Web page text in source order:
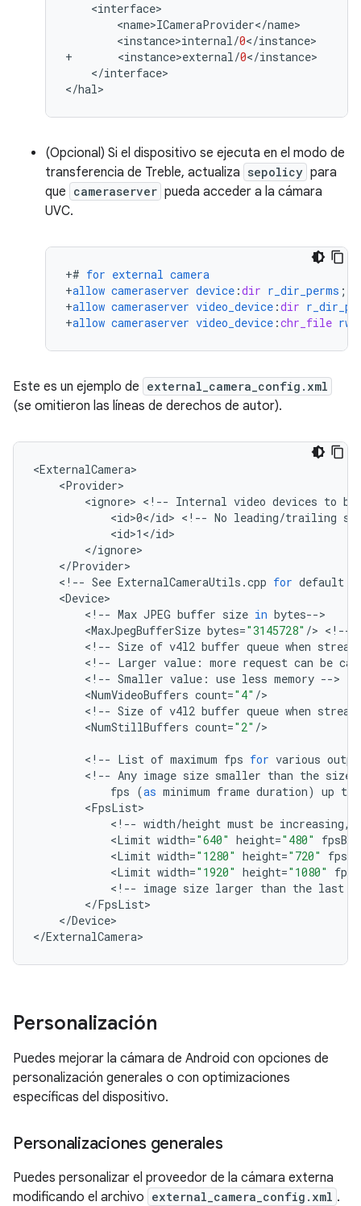
<interface
<name>ICameraProvider</name
<instance>internal/0</instance
+
<instance>external/0</instance
</interface>
</hal
(Opcional) Si el dispositivo se ejecuta en el modo de
transferencia de Treble, actualiza sepolicy para
que cameraserver pueda acceder a la cámara
UVC.
+# for external camera
+allow cameraserver device :dir r_dir_perms ;
+allow cameraserver video_device :dir
+allow cameraserver video_device :chr_file
Este es un ejemplo de external_camera_config.xml
(se omitieron las líneas de derechos de autor).
<ExternalCamera
<Provider
<ignore> < !-- Internal video devices to be
<id>0</id> < !-- No leading/trailing
<id>1 </id
</ignore
</Provider
< !-- See ExternalCameraUtils .cpp for default
<Device
< !-- Max JPEG buffer size in bytes--
<MaxJpegBufferSize bytes="3145728" /> < !--
< !-- Size of v4l2 buffer queue when
< !-- Larger value : more request can be
< !-- Smaller value : use less memory --
<NumVideoBuffers count="4" /
< !-- Size of v4l2 buffer queue when
<NumStillBuffers count="2" />
< !-- List of maximum fps for various
< !-- Any image size smaller than the size
fps (as minimum frame duration) up to
<FpsList
< !-- width/height must be increasing,
<Limit width="640" height="480"
<Limit width="1280" height="720"
<Limit width="1920" height="1080"
< !-- image size larger than the last
</FpsList
</Device>
</ExternalCamera>
Personalización
Puedes mejorar la cámara de Android con opciones de
personalización generales o con optimizaciones
específicas del dispositivo.
Personalizaciones generales
Puedes personalizar el proveedor de la cámara externa
modificando el archivo external_camera_config.xml .